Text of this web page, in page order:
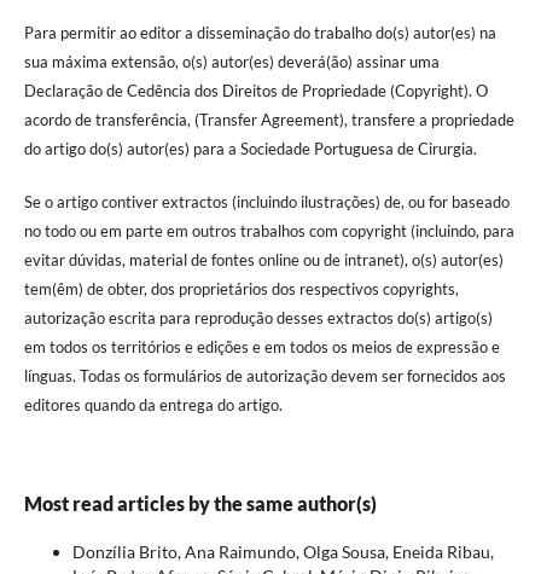
Para permitir ao editor a disseminação do trabalho do(s) autor(es) na
sua máxima extensão, o(s) autor(es) deverá(ão) assinar uma
Declaração de Cedência dos Direitos de Propriedade (Copyright). O
acordo de transferência, (Transfer Agreement), transfere a propriedade
do artigo do(s) autor(es) para a Sociedade Portuguesa de Cirurgia.
Se o artigo contiver extractos (incluindo ilustrações) de, ou for baseado
no todo ou em parte em outros trabalhos com copyright (incluindo, para
evitar dúvidas, material de fontes online ou de intranet), o(s) autor(es)
tem(êm) de obter, dos proprietários dos respectivos copyrights,
autorização escrita para reprodução desses extractos do(s) artigo(s)
em todos os territórios e edições e em todos os meios de expressão e
línguas. Todas os formulários de autorização devem ser fornecidos aos
editores quando da entrega do artigo.
Most read articles by the same author(s)
Donzília Brito, Ana Raimundo, Olga Sousa, Eneida Ribau,